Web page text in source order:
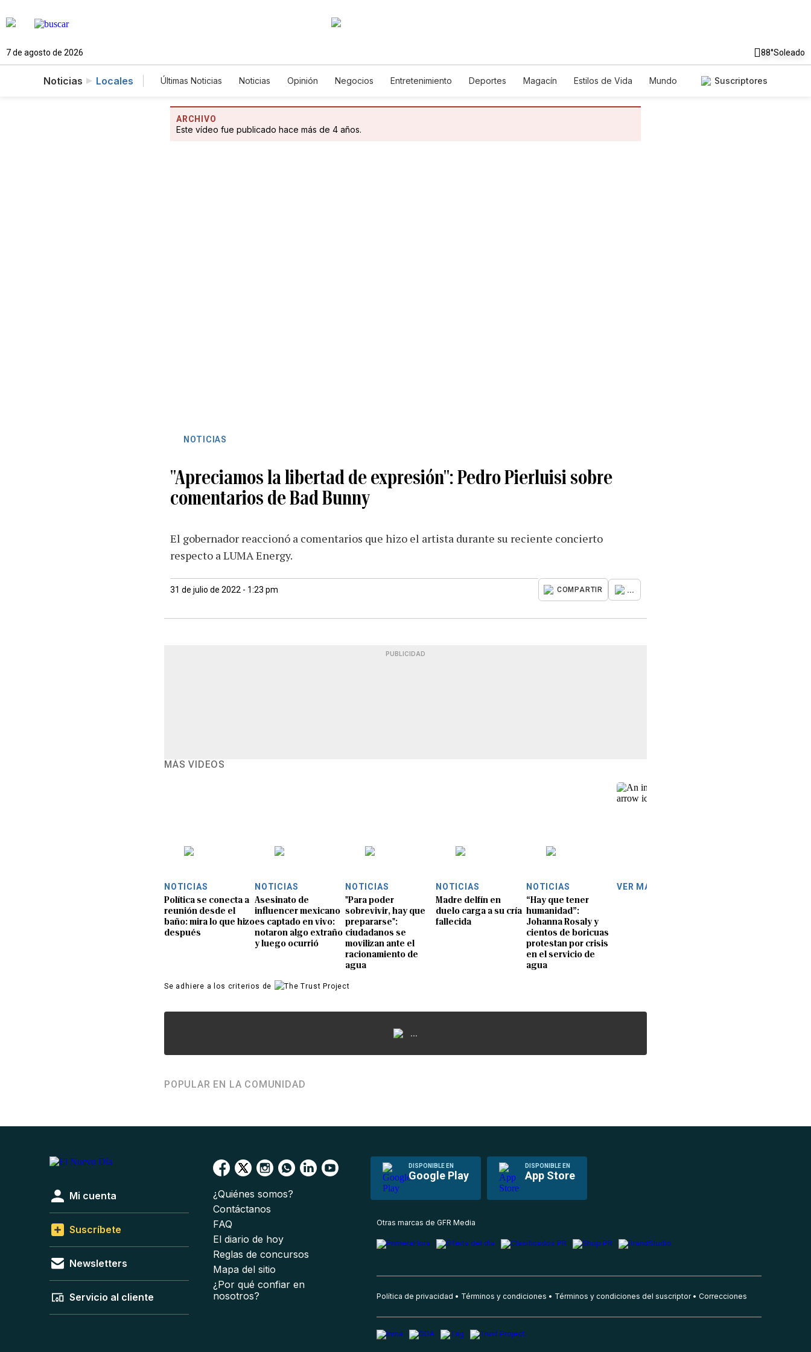
7 de agosto de 2026 88°Soleado
Noticias Locales Últimas Noticias Noticias Opinión Negocios Entretenimiento Deportes Magacín Estilos de Vida
Mundo
Suscriptores
ARCHIVO
Este vídeo fue publicado hace más de 4 años.
NOTICIAS
"Apreciamos la libertad de expresión": Pedro Pierluisi sobre
comentarios de Bad Bunny
El gobernador reaccionó a comentarios que hizo el artista durante su reciente concierto
respecto a LUMA Energy.
31 de julio de 2022 - 1:23 pm COMPARTIR ...
PUBLICIDAD
MÁS VIDEOS
NOTICIAS
Política se conecta a
reunión desde el
baño: mira lo que hizo
después
NOTICIAS
Asesinato de
influencer mexicano
es captado en vivo:
notaron algo extraño
y luego ocurrió
NOTICIAS
"Para poder
sobrevivir, hay que
prepararse":
ciudadanos se
movilizan ante el
racionamiento de
agua
NOTICIAS
Madre delfín en
duelo carga a su cría
fallecida
NOTICIAS
“Hay que tener
humanidad”:
Johanna Rosaly y
cientos de boricuas
protestan por crisis
en el servicio de
agua
VER MÁS
Se adhiere a los criterios de
...
POPULAR EN LA COMUNIDAD
DISPONIBLE EN
Google Play
DISPONIBLE EN
App Store
Mi cuenta
Suscríbete
Newsletters
Servicio al cliente
¿Quiénes somos?
Contáctanos
FAQ
El diario de hoy
Reglas de concursos
Mapa del sitio
¿Por qué confiar en
nosotros?
Otras marcas de GFR Media
Política de privacidad Términos y condiciones Términos y condiciones del suscriptor Correcciones